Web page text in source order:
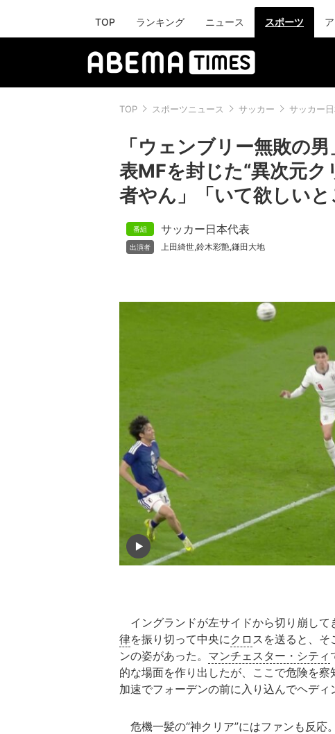
TOP ランキング ニュース スポーツ
TOP スポーツニュース サッカー サッカー
「ウェンブリー無敗の
表MFを封じた“異次元
者やん」「いて欲しいと
サッカー日本代表
上田綺世,鈴木彩艶,鎌田大地
イングランドが左サイドから切り崩して
律を振り切って中央に クロ スを送ると、
ンの姿があった。 マンチェスター・シティ
的な場面を作り出したが、ここで危険を
加速でフォーデンの前に入り込んでヘディ
危機一髪の“神クリア”にはファンも反応。